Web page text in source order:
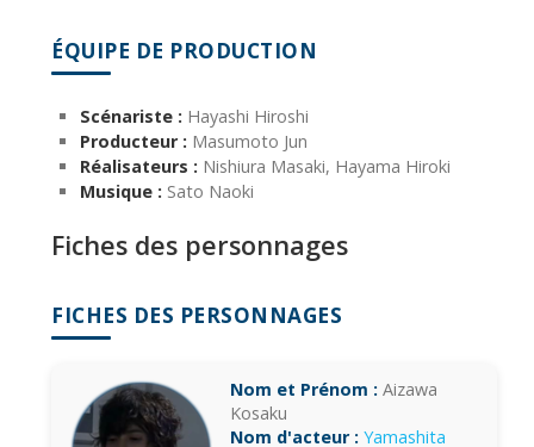
ÉQUIPE DE PRODUCTION
Scénariste : Hayashi Hiroshi
Producteur : Masumoto Jun
Réalisateurs : Nishiura Masaki, Hayama Hiroki
Musique : Sato Naoki
Fiches des personnages
FICHES DES PERSONNAGES
Nom et Prénom : Aizawa
Kosaku
Nom d'acteur : Yamashita